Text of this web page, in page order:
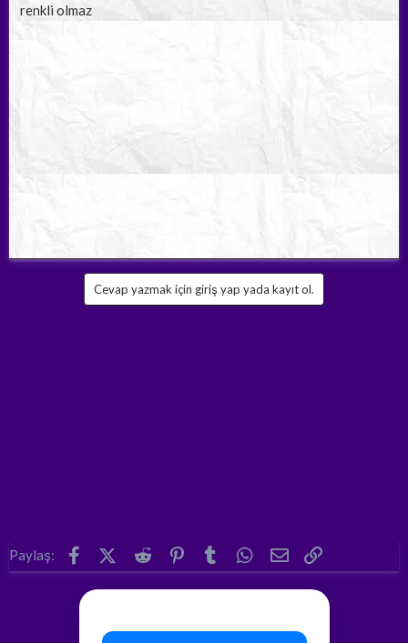
renkli olmaz
Cevap yazmak için giriş yap yada kayıt ol.
Paylaş: FacebookX (Twitter)
Reddit Pinterest
Tumblr WhatsApp
E-posta